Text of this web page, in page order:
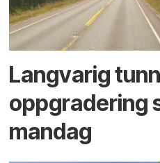
Langvarig
oppgradering
mandag